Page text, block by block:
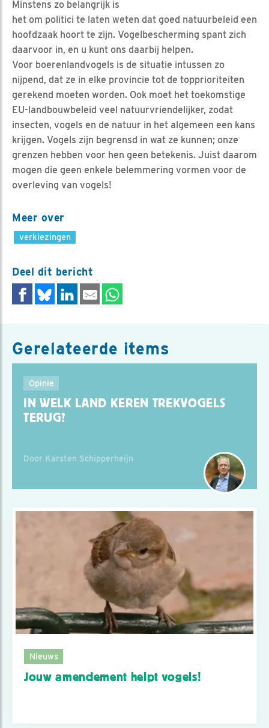
Minstens zo belangrijk is
het om politici te laten weten dat goed natuurbeleid een
hoofdzaak hoort te zijn. Vogelbescherming spant zich
daarvoor in, en u kunt ons daarbij helpen.
Voor boerenlandvogels is de situatie intussen zo
nijpend, dat ze in elke provincie tot de topprioriteiten
gerekend moeten worden. Ook moet het toekomstige
EU-landbouwbeleid veel natuurvriendelijker, zodat
insecten, vogels en de natuur in het algemeen een kans
krijgen. Vogels zijn begrensd in wat ze kunnen; onze
grenzen hebben voor hen geen betekenis. Juist daarom
mogen die geen enkele belemmering vormen voor de
overleving van vogels!
Meer over
verkiezingen
Deel dit bericht
Gerelateerde items
Opinie
IN WELK LAND KEREN TREKVOGELS
TERUG?
Door Karsten Schipperheijn
Nieuws
Jouw amendement helpt vogels!